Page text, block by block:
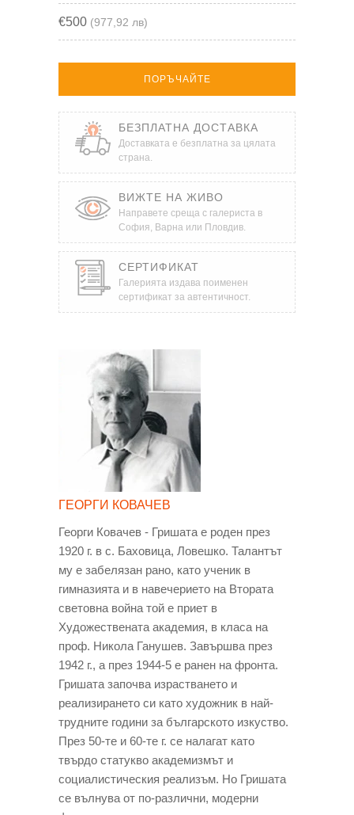
€500 (977,92 лв)
ПОРЪЧАЙТЕ
БЕЗПЛАТНА ДОСТАВКА
Доставката е безплатна за цялата
страна.
ВИЖТЕ НА ЖИВО
Направете среща с галериста в
София, Варна или Пловдив.
СЕРТИФИКАТ
Галерията издава поименен
сертификат за автентичност.
ГЕОРГИ КОВАЧЕВ
Георги Ковачев - Гришата е роден през
1920 г. в с. Баховица, Ловешко. Талантът
му е забелязан рано, като ученик в
гимназията и в навечерието на Втората
световна война той е приет в
Художествената академия, в класа на
проф. Никола Ганушев. Завършва през
1942 г., а през 1944-5 е ранен на фронта.
Гришата започва израстването и
реализирането си като художник в най-
трудните години за българското изкуство.
През 50-те и 60-те г. се налагат като
твърдо статукво академизмът и
социалистическия реализъм. Но Гришата
се вълнува от по-различни, модерни